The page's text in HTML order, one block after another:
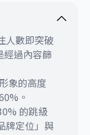
人數即突破
經過內容篩
象的高度
。
的跳級
牌定位」與